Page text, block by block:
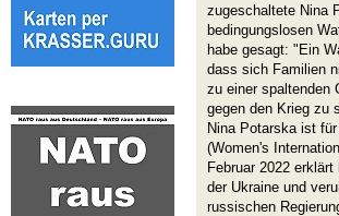
zugeschaltete Nina
bedingungslosen
habe gesagt: "Ein
dass sich Familien
zu einer spaltenden
gegen den Krieg zu
Nina Potarska ist
(Women's
Februar 2022
der Ukraine und
russischen